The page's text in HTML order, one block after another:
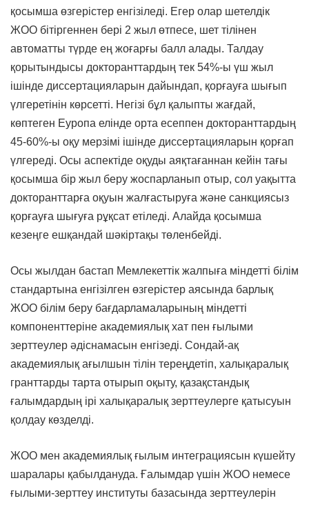
қосымша өзгерістер енгізіледі. Егер олар шетелдік
ЖОО бітіргеннен бері 2 жыл өтпесе, шет тілінен
автоматты түрде ең жоғарғы балл алады. Талдау
қорытындысы докторанттардың тек 54%-ы үш жыл
ішінде диссертацияларын дайындап, қорғауға шығып
үлгеретінін көрсетті. Негізі бұл қалыпты жағдай,
көптеген Еуропа елінде орта есеппен докторанттардың
45-60%-ы оқу мерзімі ішінде диссертацияларын қорғап
үлгереді. Осы аспектіде оқуды аяқтағаннан кейін тағы
қосымша бір жыл беру жоспарланып отыр, сол уақытта
докторанттарға оқуын жалғастыруға және санкциясыз
қорғауға шығуға рұқсат етіледі. Алайда қосымша
кезеңге ешқандай шәкіртақы төленбейді.
Осы жылдан бастап Мемлекеттік жалпыға міндетті білім
стандартына енгізілген өзгерістер аясында барлық
ЖОО білім беру бағдарламаларының міндетті
компоненттеріне академиялық хат пен ғылыми
зерттеулер әдіснамасын енгізеді. Сондай-ақ
академиялық ағылшын тілін тереңдетіп, халықаралық
гранттарды тарта отырып оқыту, қазақстандық
ғалымдардың ірі халықаралық зерттеулерге қатысуын
қолдау көзделді.
ЖОО мен академиялық ғылым интеграциясын күшейту
шаралары қабылдануда. Ғалымдар үшін ЖОО немесе
ғылыми-зерттеу институты базасында зерттеулерін